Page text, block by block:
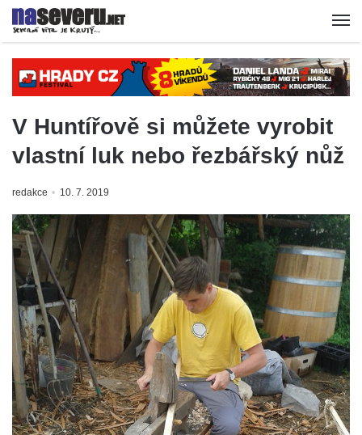
V Huntířově si můžete vyrobit
vlastní luk nebo řezbářský nůž
redakce 10. 7. 2019